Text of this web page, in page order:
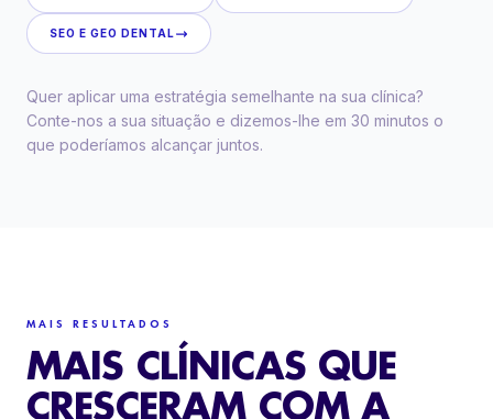
SEO E GEO DENTAL
Quer aplicar uma estratégia semelhante na sua clínica?
Conte-nos a sua situação e dizemos-lhe em 30 minutos o
que poderíamos alcançar juntos.
MAIS RESULTADOS
MAIS CLÍNICAS QUE
CRESCERAM COM A